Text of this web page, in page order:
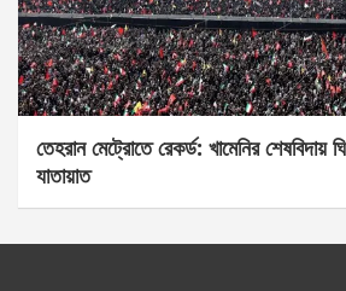
তেহরান মেট্রোতে রেকর্ড: খামেনির শেষবিদায়
যাতায়াত